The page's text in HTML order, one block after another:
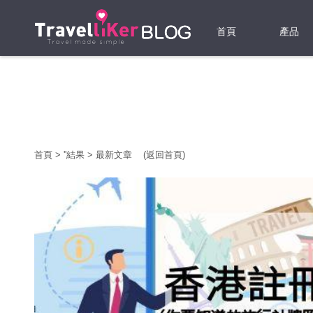
首頁 產品
旅遊保
首頁> ''結果> 最新文章 (返回首頁)